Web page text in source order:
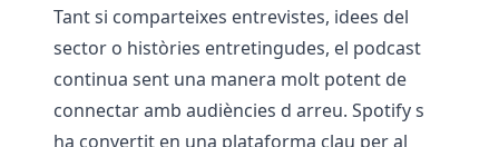
Tant si comparteixes entrevistes, idees del
sector o històries entretingudes, el podcast
continua sent una manera molt potent de
connectar amb audiències d arreu. Spotify s
ha convertit en una plataforma clau per al